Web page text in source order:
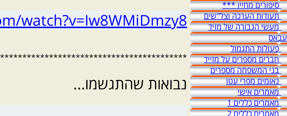
סיפורים מחייו ***
תעודות הערכה וצל"שים
מעשי הגבורה של מזיד
עבאס
פעולות התגמול
חברים מספרים על מזייד
בני המשפחה מספרים
נאומים מפרי עטו
מאמרים אישי
מאמרים כללים 1
מאמרים כללים 2
watch?v=Iw8WMiDmzy8
נבואות שהתגשמו...